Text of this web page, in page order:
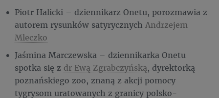
Piotr Halicki – dziennikarz Onetu, porozmawia z
autorem rysunków satyrycznych Andrzejem
Mleczko
Jaśmina Marczewska – dziennikarka Onetu
spotka się z dr Ewą Zgrabczyńską, dyrektorką
poznańskiego zoo, znaną z akcji pomocy
tygrysom uratowanych z granicy polsko-